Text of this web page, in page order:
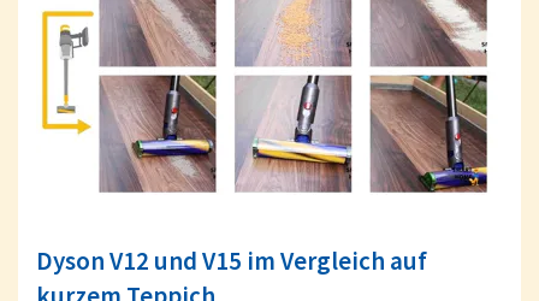
Dyson V12 und V15 im Vergleich auf